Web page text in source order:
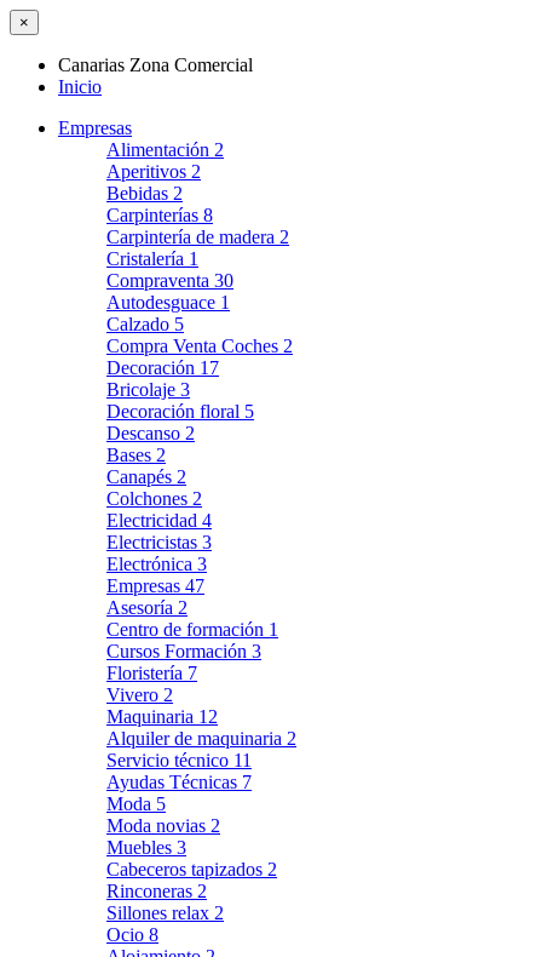
×
Canarias Zona Comercial
Inicio
Empresas
Alimentación 2
Aperitivos 2
Bebidas 2
Carpinterías 8
Carpintería de madera 2
Cristalería 1
Compraventa 30
Autodesguace 1
Calzado 5
Compra Venta Coches 2
Decoración 17
Bricolaje 3
Decoración floral 5
Descanso 2
Bases 2
Canapés 2
Colchones 2
Electricidad 4
Electricistas 3
Electrónica 3
Empresas 47
Asesoría 2
Centro de formación 1
Cursos Formación 3
Floristería 7
Vivero 2
Maquinaria 12
Alquiler de maquinaria 2
Servicio técnico 11
Ayudas Técnicas 7
Moda 5
Moda novias 2
Muebles 3
Cabeceros tapizados 2
Rinconeras 2
Sillones relax 2
Ocio 8